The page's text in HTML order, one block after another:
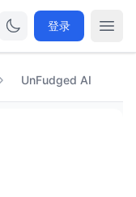
登录
UnFudged AI